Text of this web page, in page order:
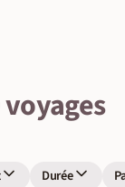
Durée